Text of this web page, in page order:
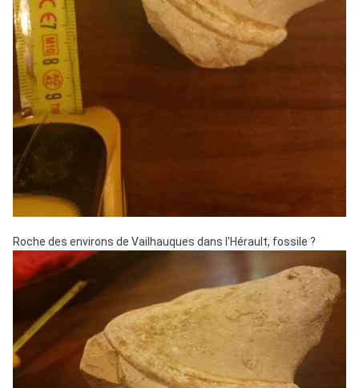
Roche des environs de Vailhauques dans l'Hérault, fossile ?